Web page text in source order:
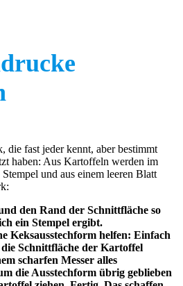
die fast jeder kennt, aber bestimmt
haben: Aus Kartoffeln werden im
und aus einem leeren Blatt
den Rand der Schnittfläche so
ein Stempel ergibt.
Keksausstechform helfen: Einfach
Schnittfläche der Kartoffel
scharfen Messer alles
die Ausstechform übrig geblieben